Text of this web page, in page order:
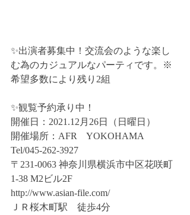
✨出演者募集中！交流会のような楽し
む為のカジュアルなパーティです。※
希望多数により残り2組
✨観覧予約承り中！
開催日：2021.12月26日（日曜日）
開催場所：AFR　YOKOHAMA
Tel/045-262-3927
〒231-0063 神奈川県横浜市中区花咲町
1-38 M2ビル2F
http://www.asian-file.com/
ＪＲ桜木町駅　徒歩4分